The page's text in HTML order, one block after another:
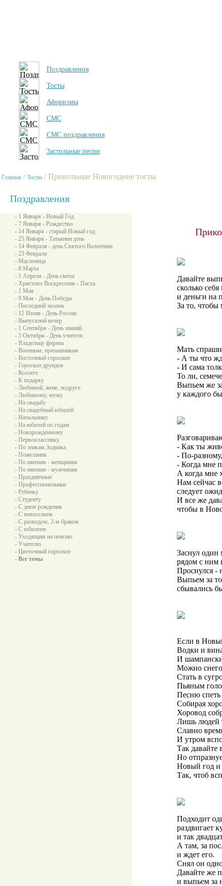
Поздравления
Тосты
Афоризмы
СМС
СМС поздравления
Застольные песни
Главная / Тосты / Прикольные Новогодние тосты
Поздравления
- 1 Января - Новый Год
- 7 Января - Рождество
- 14 Января - старый Новый год
- 25 Января - Татьянин день
- 14 Февраля - день Святого Валентина
- 23 Февраля
- Масленица
- 8 Марта
- 1 Апреля - День смеха
- Христово Воскресение - Пасха
- 1 Мая
- 9 Мая - День Победы
- Последний звонок
- 12 Июня - День России
- Выпускной вечер
- 1 Сентября - День знаний
- 5 Октября - День учителя
- Владельцу фирмы
- Военным, призывникам
- Восточный гороскоп
- Гороскоп друидов
- Коллеге
- К подарку
- Любимой, жене, подруге
- Любимому, мужу
- На свадьбу
- На свадебный юбилей
- Начальнику
- На юбилей по годам
- Новорожденному
- Первокласснику
- По знакам Зодиака
- Пожелания
- По именам - женщинам
- По именам - мужчинам
- Праздничные
- Профессиональные
- Ребенку
- Студенту
- С днем рождения
- С новосельем
- С разводом, 2-м браком
- С юбилеем
- Уходящим на пенсию
- Учителю
- Цветочный гороскоп
- Все темы
Давайте
сколько
и деньги на
За то,
Мать
- А ты что
- И сама
То ли,
Выпьем же
у каждого
- Как ты
- По-
- Когда мне
А когда мне
Нам сейчас
следует
И все же
чтобы в
Заснул
рядом с ним
Проснулся -
Выпьем за
сбывались
Если в
Водки и
И
Можно
Стать в
Пьяным
Песню
Собирая
Хоровод
Лишь людей
Славно
И утром
Так давайте
Но
Новый год и
Так, чтоб
Подходит
раздвигает
и так
А там, за
и ждет его.
Снял он одно
Давайте же
и выпьем за